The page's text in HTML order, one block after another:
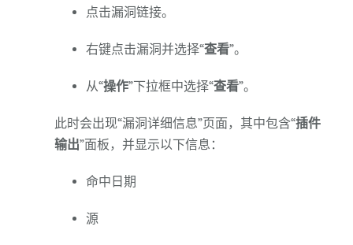
点击漏洞链接。
右键点击漏洞并选择“查看”。
从“操作”下拉框中选择“查看”。
此时会出现“漏洞详细信息”页面，其中包含“插件
输出”面板，并显示以下信息：
命中日期
源